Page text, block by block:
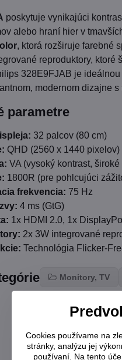
poskytuje vynikajúci
alebo hraní hier v
, ktorá rozširuje farebné
reproduktory, ktoré
328E9FJAB je
modernom dizajne s
parametre
32 palcov (80 cm)
QHD (2560 x 1440 pixelov)
VA (vysoký kontrast,
1800R (pre pohlcujúci
frekvencia: 75 Hz
4 ms (GtG)
1x HDMI 2.0, 1x
2x 3W integrované
Technológia Flicker-
Monitory, TV
Cookies používame na
stránky, analýzu jej
používaní. Na tento